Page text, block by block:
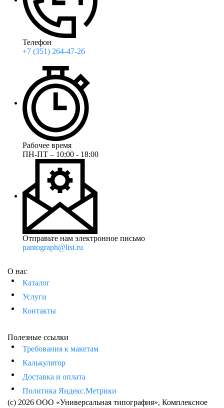
Телефон
+7 (351) 264-47-26
Рабочее время
ПН-ПТ – 10:00 - 18:00
Отправьте нам электронное письмо
pantograph@list.ru
О нас
Каталог
Услуги
Контакты
Полезные ссылки
Требования к макетам
Калькулятор
Доставка и оплата
Политика Яндекс.Метрики
(c) 2026 ООО «Универсальная типография», Комплексное